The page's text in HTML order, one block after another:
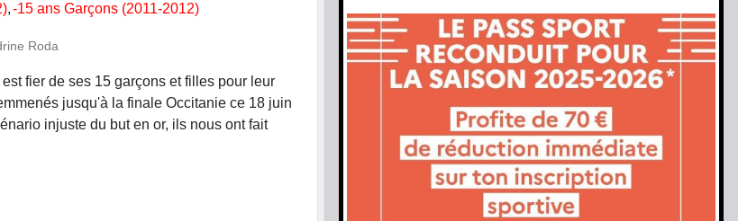
-15 ans Garçons (2011-2012)
Roda
fier de ses 15 garçons et filles pour leur
jusqu'à la finale Occitanie ce 18 juin
injuste du but en or, ils nous ont fait